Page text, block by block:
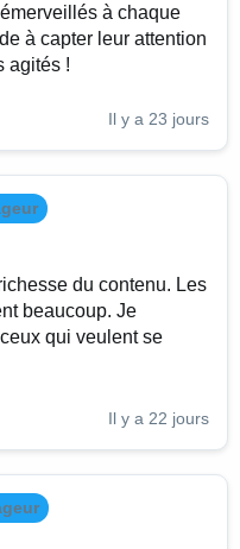
à chaque
à capter leur attention
agités !
Il y a 23 jours
du contenu. Les
beaucoup. Je
qui veulent se
Il y a 22 jours